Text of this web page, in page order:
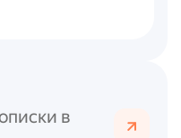
по
без
не более